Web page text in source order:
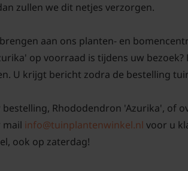
zullen we dit netjes verzorgen.
aan ons planten- en
op voorraad is tijdens uw
U krijgt bericht zodra de bestelling
bestelling, Rhododendron 'Azurika', of
mail info@tuinplantenwinkel.nl voor u
ook op zaterdag!